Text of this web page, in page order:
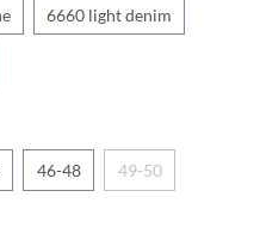
6660 light denim
46-48 49-50